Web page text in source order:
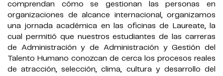
comprendan cómo se gestionan las personas en
organizaciones de alcance internacional, organizamos
una jornada académica en las oficinas de Laureate, la
cual permitió que nuestros estudiantes de las carreras
de Administración y de Administración y Gestión del
Talento Humano conozcan de cerca los procesos reales
de atracción, selección, clima, cultura y desarrollo del